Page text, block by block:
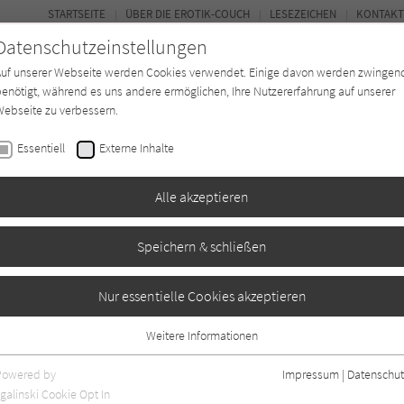
Autor*in Verlage Magazin
STARTSEITE ÜBER DIE EROTIK-COUCH LESEZEICHEN KONTAKT
unserer Webseite werden Cookies verwendet. Einige davon werden
während es uns andere ermöglichen, Ihre Nutzererfahrung auf unserer
zu verbessern.
Essentiell Externe Inhalte
Alle akzeptieren
Speichern & schließen
Nur essentielle Cookies akzeptieren
Essentielle Cookies werden für grundlegende Funktionen der Webseite
benötigt. Dadurch ist gewährleistet, dass die Webseite einwandfrei
Weitere Informationen
by
Cookie Opt In
Impressum |